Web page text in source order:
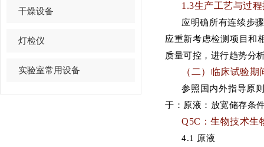
干燥设备
灯检仪
实验室常用设备
1.3生产工艺与过
应明确所有连续步
应重新考虑检测项目和
质量可控，进行趋势分
（二）临床试验
参照国内外指导原
于： 原液：放宽储存条
Q5C：生物技术生
4.1 原液